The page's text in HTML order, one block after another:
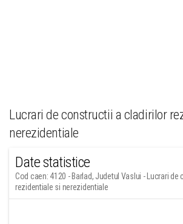
Lucrari de constructii a cladirilor
nerezidentiale
Date statistice
Cod caen: 4120 - Barlad, Judetul Vaslui - Lucrari
rezidentiale si nerezidentiale